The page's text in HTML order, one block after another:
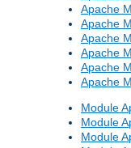
Apache
Apache
Apache
Apache
Apache
Apache
Module
Module
Module